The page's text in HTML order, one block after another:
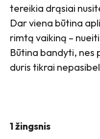
tereikia drąsiai
Dar viena būtina
rimtą vaikiną –
Būtina bandyti, nes
duris tikrai
1 žingsnis